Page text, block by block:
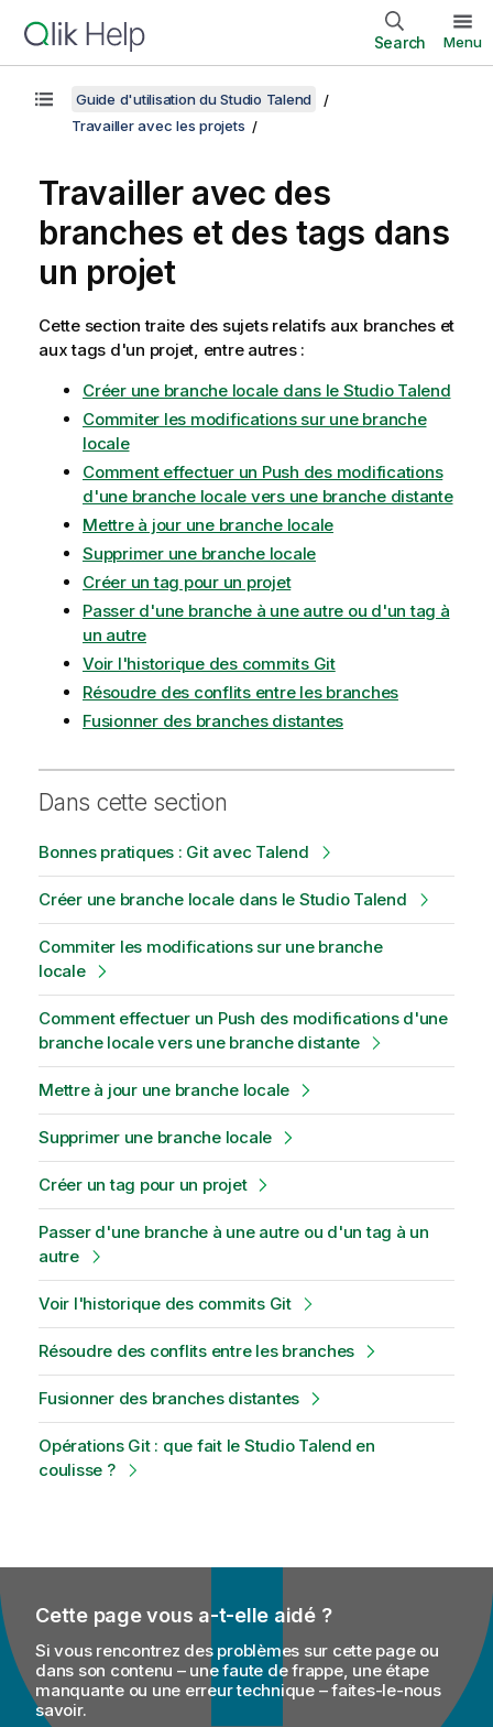
Search Menu
Guide d'utilisation du Studio Talend
Travailler avec les projets
Travailler avec des
branches et des tags dans
un projet
Cette section traite des sujets relatifs aux branches et
aux tags d'un projet, entre autres :
Créer une branche locale dans le Studio Talend
Commiter les modifications sur une branche
locale
Comment effectuer un Push des modifications
d'une branche locale vers une branche distante
Mettre à jour une branche locale
Supprimer une branche locale
Créer un tag pour un projet
Passer d'une branche à une autre ou d'un tag à
un autre
Voir l'historique des commits Git
Résoudre des conflits entre les branches
Fusionner des branches distantes
Dans cette section
Bonnes pratiques : Git avec Talend
Créer une branche locale dans le Studio Talend
Commiter les modifications sur une branche
locale
Comment effectuer un Push des modifications d'une
branche locale vers une branche distante
Mettre à jour une branche locale
Supprimer une branche locale
Créer un tag pour un projet
Passer d'une branche à une autre ou d'un tag à un
autre
Voir l'historique des commits Git
Résoudre des conflits entre les branches
Fusionner des branches distantes
Opérations Git : que fait le Studio Talend en
coulisse ?
Cette page vous a-t-elle aidé ?
Si vous rencontrez des problèmes sur cette page ou
dans son contenu – une faute de frappe, une étape
manquante ou une erreur technique – faites-le-nous
savoir.